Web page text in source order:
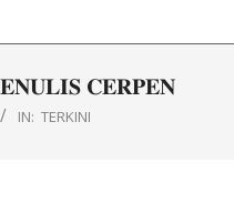
𝐂𝐄𝐑𝐏𝐄𝐍
IN: TERKINI